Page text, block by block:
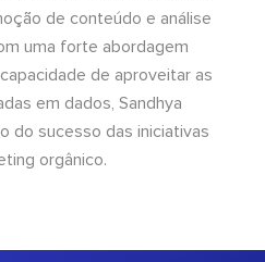
de conteúdo e análise
uma forte abordagem
de aproveitar as
em dados, Sandhya
do sucesso das iniciativas
orgânico.